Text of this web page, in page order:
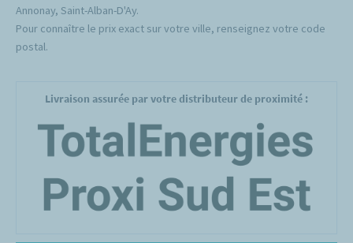
Annonay, Saint-Alban-D'Ay.
Pour connaître le prix exact sur votre ville, renseignez votre code
postal.
Livraison assurée par votre distributeur de proximité :